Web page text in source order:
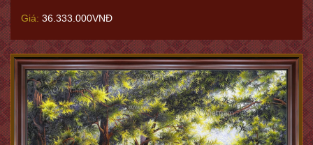
Giá: 36.333.000VNĐ